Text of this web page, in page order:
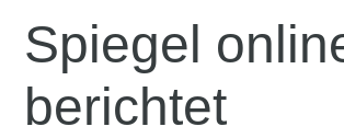
Spiegel
berichtet